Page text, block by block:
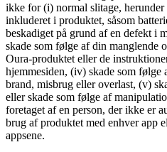
ikke for (i) normal slitage,
inkluderet i produktet, såsom
beskadiget på grund af en defekt i
skade som følge af din manglende
Oura-produktet eller de
hjemmesiden, (iv) skade som følge
brand, misbrug eller overlast, (v)
eller skade som følge af
foretaget af en person, der ikke er
brug af produktet med enhver app
appsene.